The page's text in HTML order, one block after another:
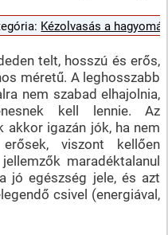
Kézolvasás a
telt, hosszú és erős,
méretű. A leghosszabb
nem szabad elhajolnia,
kell lennie. Az
akkor igazán jók, ha nem
viszont kellően
maradéktalanul
jó egészség jele, és azt
csivel (energiával,